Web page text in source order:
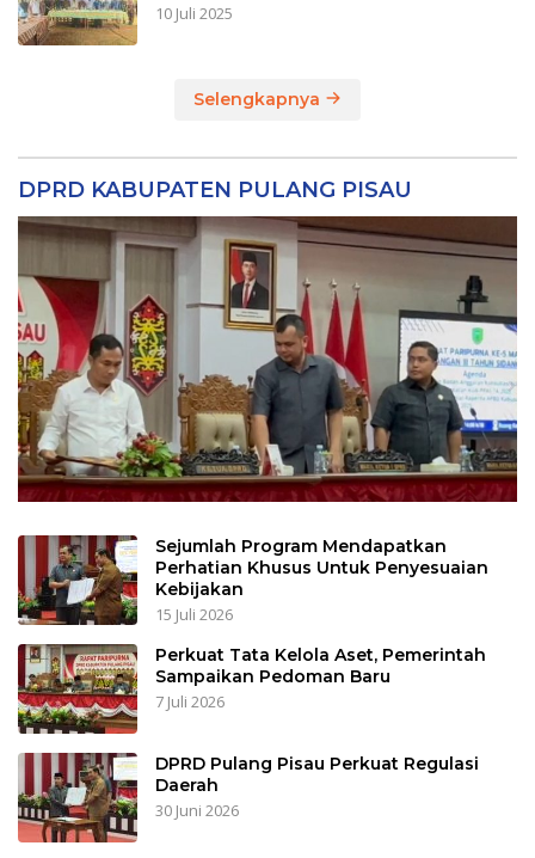
10 Juli 2025
Selengkapnya
DPRD KABUPATEN PULANG PISAU
Sejumlah Program Mendapatkan
Perhatian Khusus Untuk Penyesuaian
Kebijakan
15 Juli 2026
Perkuat Tata Kelola Aset, Pemerintah
Sampaikan Pedoman Baru
7 Juli 2026
DPRD Pulang Pisau Perkuat Regulasi
Daerah
30 Juni 2026